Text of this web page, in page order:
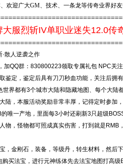
欢迎广大GM、技术、一条龙等传奇业界好
大服烈斩IV单职业迷失12.0传
散人逆袭之作
加QQ群：830800223领取专属礼包 NPC关
鉴定，鉴定后具有刀刀秒血功能，关注后拥
界都有3个城市大陆和隐藏地图、每个大陆
陆，本服活动奖励非常丰厚，记得定时参加
唯一产地，里面每3小时还刷新3只超级
物，怪物都可照成真实伤害，打到就是RMB
，金刚石，装备，等级丹，转生材料，然后
买法宝，进行元神练体先去法宝地图打高级